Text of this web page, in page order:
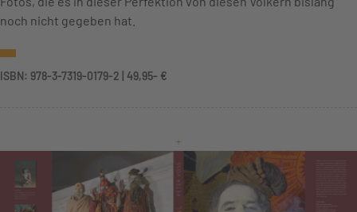
noch nicht gegeben hat.
ISBN: 978-3-7319-0179-2 | 49,95- €
+